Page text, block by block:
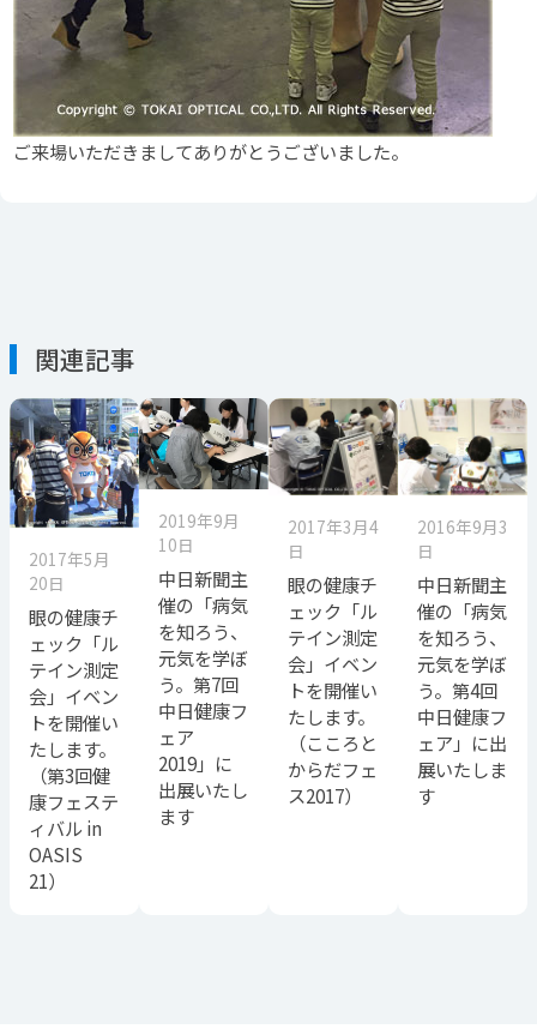
ご来場いただきましてありがとうございました。
関連記事
2017年5月
20日
眼の健康チ
ェック「ル
テイン測定
会」イベン
トを開催い
たします。
（第3回健
康フェステ
ィバル in
OASIS
21）
2019年9月
10日
中日新聞主
催の「病気
を知ろう、
元気を学ぼ
う。第7回
中日健康フ
ェア
2019」に
出展いたし
ます
2017年3月4
日
眼の健康チ
ェック「ル
テイン測定
会」イベン
トを開催い
たします。
（こころと
からだフェ
ス2017）
2016年9月3
日
中日新聞主
催の「病気
を知ろう、
元気を学ぼ
う。第4回
中日健康フ
ェア」に出
展いたしま
す